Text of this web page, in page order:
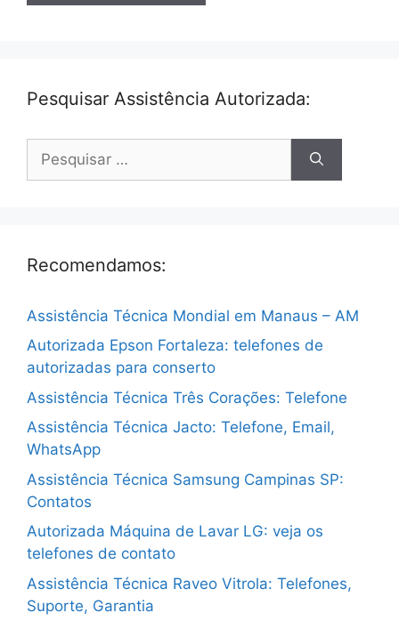
Pesquisar Assistência Autorizada:
por:
Recomendamos:
Assistência Técnica Mondial em Manaus – AM
Autorizada Epson Fortaleza: telefones de
autorizadas para conserto
Assistência Técnica Três Corações: Telefone
Assistência Técnica Jacto: Telefone, Email,
WhatsApp
Assistência Técnica Samsung Campinas SP:
Contatos
Autorizada Máquina de Lavar LG: veja os
telefones de contato
Assistência Técnica Raveo Vitrola: Telefones,
Suporte, Garantia